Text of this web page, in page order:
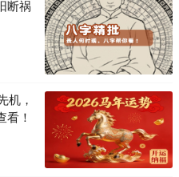
断祸
机，
看！